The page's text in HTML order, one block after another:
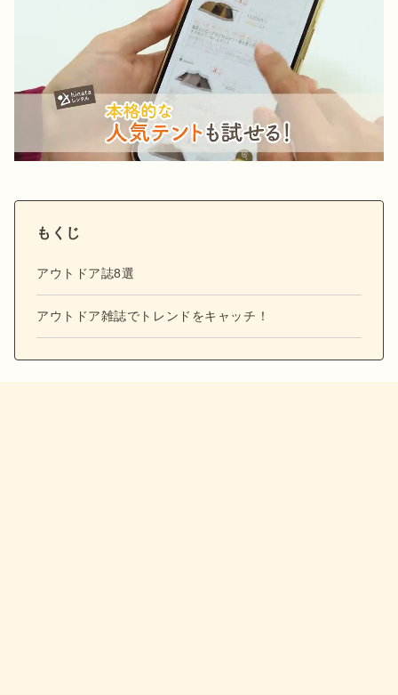
もくじ
アウトドア誌8選
アウトドア雑誌でトレンドをキャッチ！